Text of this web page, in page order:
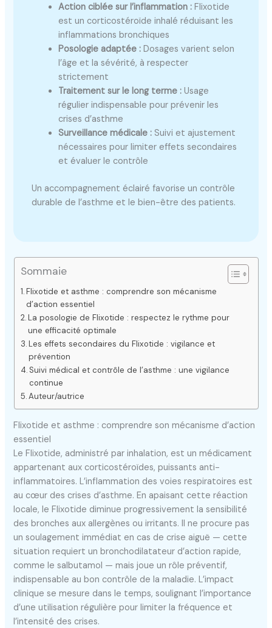
Action ciblée sur l’inflammation : Flixotide
est un corticostéroïde inhalé réduisant les
inflammations bronchiques
Posologie adaptée : Dosages varient selon
l’âge et la sévérité, à respecter
strictement
Traitement sur le long terme : Usage
régulier indispensable pour prévenir les
crises d’asthme
Surveillance médicale : Suivi et ajustement
nécessaires pour limiter effets secondaires
et évaluer le contrôle
Un accompagnement éclairé favorise un contrôle
durable de l’asthme et le bien-être des patients.
Sommaie
Flixotide et asthme : comprendre son mécanisme
d’action essentiel
La posologie de Flixotide : respectez le rythme pour
une efficacité optimale
Les effets secondaires du Flixotide : vigilance et
prévention
Suivi médical et contrôle de l’asthme : une vigilance
continue
Auteur/autrice
Flixotide et asthme : comprendre son mécanisme d’action
essentiel
Le Flixotide, administré par inhalation, est un médicament
appartenant aux corticostéroïdes, puissants anti-
inflammatoires. L’inflammation des voies respiratoires est
au cœur des crises d’asthme. En apaisant cette réaction
locale, le Flixotide diminue progressivement la sensibilité
des bronches aux allergènes ou irritants. Il ne procure pas
un soulagement immédiat en cas de crise aiguë — cette
situation requiert un bronchodilatateur d’action rapide,
comme le salbutamol — mais joue un rôle préventif,
indispensable au bon contrôle de la maladie. L’impact
clinique se mesure dans le temps, soulignant l’importance
d’une utilisation régulière pour limiter la fréquence et
l’intensité des crises.